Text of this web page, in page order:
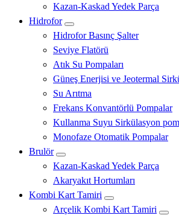
Kazan-Kaskad Yedek Parça
Hidrofor
Hidrofor Basınç Şalter
Seviye Flatörü
Atık Su Pompaları
Güneş Enerjisi ve Jeotermal
Su Arıtma
Frekans Konvantörlü Pompalar
Kullanma Suyu Sirkülasyon
Monofaze Otomatik Pompalar
Brulör
Kazan-Kaskad Yedek Parça
Akaryakıt Hortumları
Kombi Kart Tamiri
Arçelik Kombi Kart Tamiri